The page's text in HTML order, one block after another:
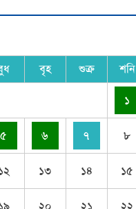
বৃহ শুক্র শনি
১
৫ ৬ ৭ ৮
১৩ ১৪ ১৫
২০ ২১ ২২